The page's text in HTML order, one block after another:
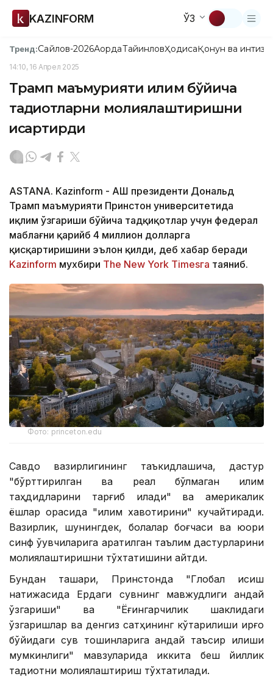
KAZINFORM ЎЗ
Тренд:Сайлов-2026АқордаТайинловҲодисаҚонун ва
14:10, 16 Апрел 2025
Трамп маъмурияти иқлим бўйича
тадқиқотларни молиялаштиришни
қисқартирди
ASTANA. Kazinform - АҚШ президенти Дональд
Трамп маъмурияти Принстон университетида
иқлим ўзгариши бўйича тадқиқотлар учун федерал
маблағни қарийб 4 миллион долларга
қисқартиришини эълон қилди, деб хабар беради
Kazinform мухбири The New York Timesга таяниб.
Фото: princeton.edu
Савдо вазирлигининг таъкидлашича, дастур
"бўрттирилган ва реал бўлмаган иқлим
таҳдидларини тарғиб қилади" ва америкалик
ёшлар орасида "иқлим хавотирини" кучайтиради.
Вазирлик, шунингдек, болалар боғчаси ва юқори
синф ўқувчиларига қаратилган таълим дастурларини
молиялаштиришни тўхтатишини айтди.
Бундан ташқари, Принстонда "Глобал исиш
натижасида Ердаги сувнинг мавжудлиги қандай
ўзгариши" ва "Ёғингарчилик шаклидаги
ўзгаришлар ва денгиз сатҳининг кўтарилиши қирғоқ
бўйидаги сув тошқинларига қандай таъсир қилиши
мумкинлиги" мавзуларида иккита беш йиллик
тадқиқотни молиялаштириш тўхтатилади.